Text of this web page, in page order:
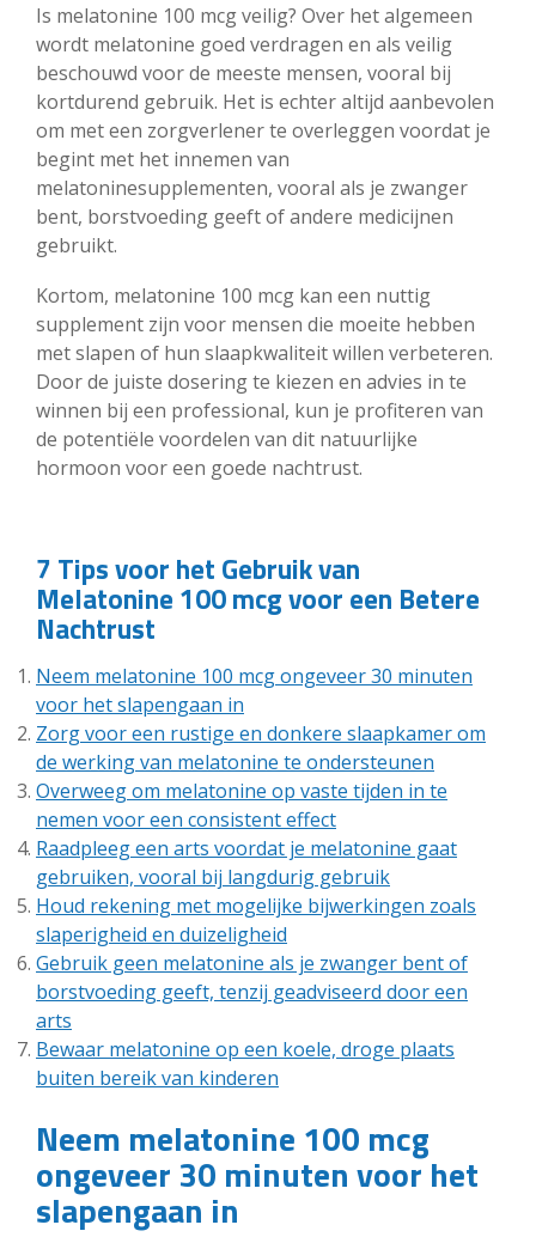
Is melatonine 100 mcg veilig? Over het algemeen
wordt melatonine goed verdragen en als veilig
beschouwd voor de meeste mensen, vooral bij
kortdurend gebruik. Het is echter altijd aanbevolen
om met een zorgverlener te overleggen voordat je
begint met het innemen van
melatoninesupplementen, vooral als je zwanger
bent, borstvoeding geeft of andere medicijnen
gebruikt.
Kortom, melatonine 100 mcg kan een nuttig
supplement zijn voor mensen die moeite hebben
met slapen of hun slaapkwaliteit willen verbeteren.
Door de juiste dosering te kiezen en advies in te
winnen bij een professional, kun je profiteren van
de potentiële voordelen van dit natuurlijke
hormoon voor een goede nachtrust.
7 Tips voor het Gebruik van
Melatonine 100 mcg voor een Betere
Nachtrust
Neem melatonine 100 mcg ongeveer 30 minuten
voor het slapengaan in
Zorg voor een rustige en donkere slaapkamer om
de werking van melatonine te ondersteunen
Overweeg om melatonine op vaste tijden in te
nemen voor een consistent effect
Raadpleeg een arts voordat je melatonine gaat
gebruiken, vooral bij langdurig gebruik
Houd rekening met mogelijke bijwerkingen zoals
slaperigheid en duizeligheid
Gebruik geen melatonine als je zwanger bent of
borstvoeding geeft, tenzij geadviseerd door een
arts
Bewaar melatonine op een koele, droge plaats
buiten bereik van kinderen
Neem melatonine 100 mcg
ongeveer 30 minuten voor het
slapengaan in